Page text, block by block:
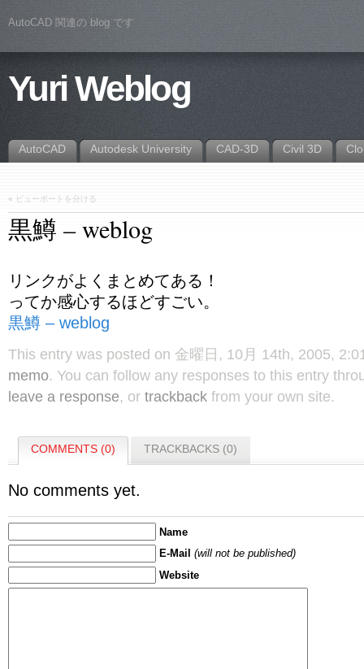
AutoCAD 関連の blog です
Yuri Weblog
AutoCAD Autodesk University CAD-3D Civil 3D
« ビューポートを分ける
黒鱒 – weblog
リンクがよくまとめてある！
ってか感心するほどすごい。
黒鱒 – weblog
This entry was posted on 金曜日, 10月 14th, 2005,
memo. You can follow any responses to this entry
leave a response, or trackback from your own site.
COMMENTS (0) TRACKBACKS (0)
No comments yet.
Name
E-Mail(will not be published)
Website